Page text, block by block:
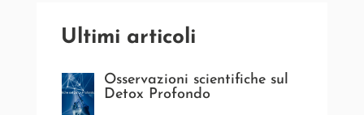
Ultimi articoli
Osservazioni scientifiche sul
Detox Profondo